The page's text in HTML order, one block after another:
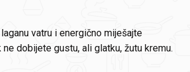
vatru i energično miješajte
ne dobijete gustu, ali glatku, žutu kremu.